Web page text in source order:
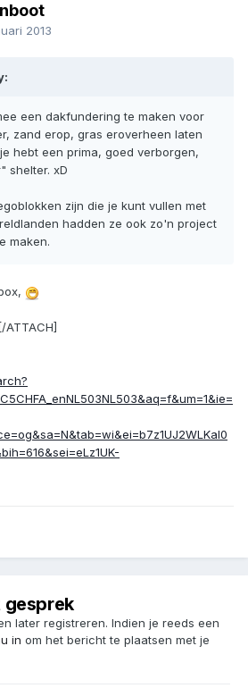
2013
een dakfundering te maken voor
zand erop, gras eroverheen laten
hebt een prima, goed verborgen,
shelter. xD
zijn die je kunt vullen met
hadden ze ook zo'n project
maken.
ATTACH]
gesprek
later registreren. Indien je reeds een
in om het bericht te plaatsen met je